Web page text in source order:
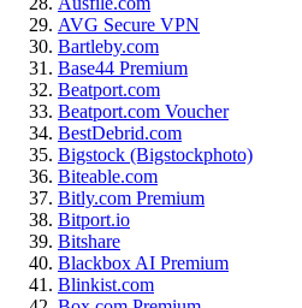
AVG Secure VPN
Bartleby.com
Base44 Premium
Beatport.com
Beatport.com Voucher
BestDebrid.com
Bigstock (Bigstockphoto)
Biteable.com
Bitly.com Premium
Bitport.io
Bitshare
Blackbox AI Premium
Blinkist.com